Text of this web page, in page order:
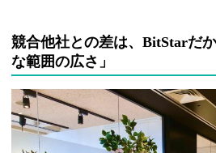
競合他社との差は、BitStarだ
な範囲の広さ」